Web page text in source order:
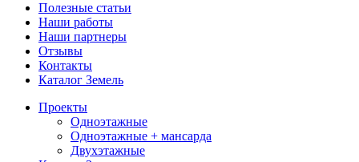
Полезные статьи
Наши работы
Наши партнеры
Отзывы
Контакты
Каталог Земель
Проекты
Одноэтажные
Одноэтажные + мансарда
Двухэтажные